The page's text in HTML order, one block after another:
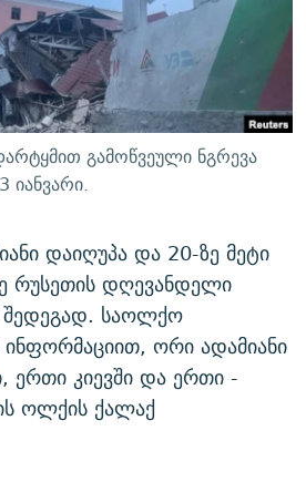
COVID-19
ᲘᲡᲢᲝᲠᲘᲐ
- ᲐᲛᲝᲣᲗᲥᲛᲔᲚᲘ ᲐᲛᲑᲐᲕᲘ
საიტიგამოწვეული ნგრევა
იანვარი.
დაიღუპა და 20-ზე მეტი
რუსეთის დღევანდელი
შედეგად. საოლქო
ინფორმაციით, ორი ადამიანი
ერთი კიევში და ერთი -
ოლქის ქალაქ